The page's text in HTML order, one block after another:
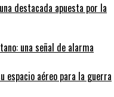
destacada apuesta por la
una señal de alarma
espacio aéreo para la guerra